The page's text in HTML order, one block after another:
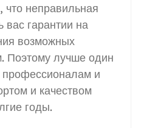
что неправильная
вас гарантии на
возможных
Поэтому лучше один
профессионалам и
и качеством
годы.